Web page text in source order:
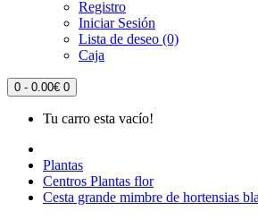
Registro
Iniciar Sesión
Lista de deseo (0)
Caja
0 - 0.00€ 0
Tu carro esta vacío!
Plantas
Centros Plantas flor
Cesta grande mimbre de hortensias